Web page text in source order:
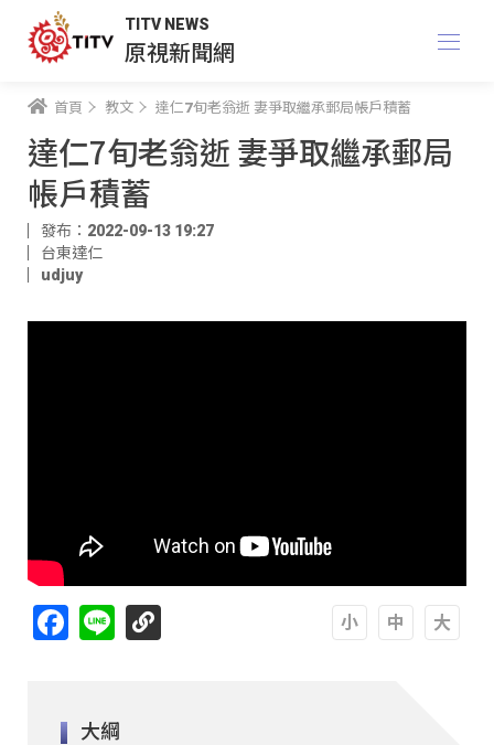
TITV NEWS
原視新聞網
首頁 教文 達仁7旬老翁逝 妻爭取繼承郵局帳戶積蓄
達仁7旬老翁逝 妻爭取繼承郵局
帳戶積蓄
發布：2022-09-13 19:27
台東達仁
udjuy
Facebook
Line
大綱